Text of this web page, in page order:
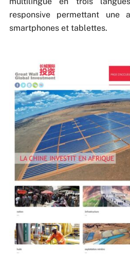
responsive permettant une
smartphones et tablettes.